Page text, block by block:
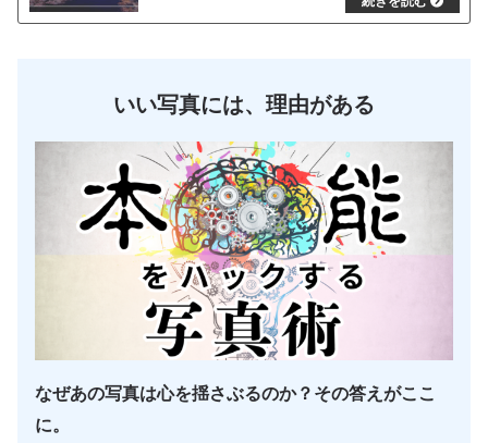
いい写真には、理由がある
なぜあの写真は心を揺さぶるのか？その答えがここ
に。